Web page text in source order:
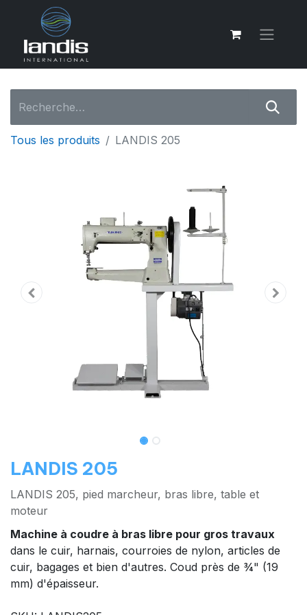
Tous les produits LANDIS 205
LANDIS 205
LANDIS 205, pied marcheur, bras libre, table et
moteur
Machine à coudre à bras libre pour gros travaux
dans le cuir, harnais, courroies de nylon, articles de
cuir, bagages et bien d'autres. Coud près de ¾" (19
mm) d'épaisseur.